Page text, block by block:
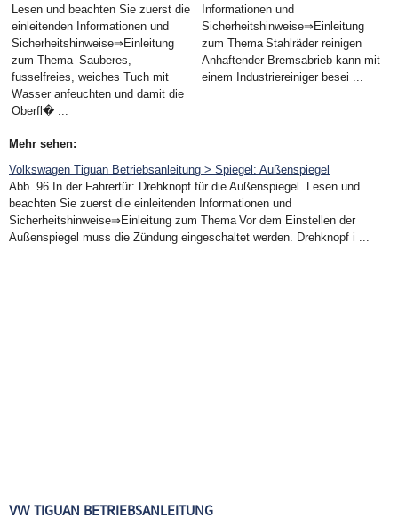
Lesen und beachten Sie zuerst die
einleitenden Informationen und
Sicherheitshinweise⇒Einleitung
zum Thema Sauberes,
fusselfreies, weiches Tuch mit
Wasser anfeuchten und damit die
Oberfl� ...
Informationen und
Sicherheitshinweise⇒Einleitung
zum Thema Stahlräder reinigen
Anhaftender Bremsabrieb kann mit
einem Industriereiniger besei ...
Mehr sehen:
Volkswagen Tiguan Betriebsanleitung > Spiegel: Außenspiegel
Abb. 96 In der Fahrertür: Drehknopf für die Außenspiegel. Lesen und
beachten Sie zuerst die einleitenden Informationen und
Sicherheitshinweise⇒Einleitung zum Thema Vor dem Einstellen der
Außenspiegel muss die Zündung eingeschaltet werden. Drehknopf i ...
VW TIGUAN BETRIEBSANLEITUNG